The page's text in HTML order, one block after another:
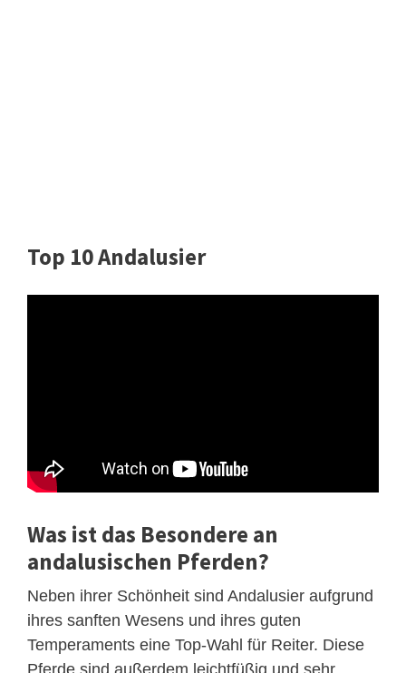
Top 10 Andalusier
Was ist das Besondere an
andalusischen Pferden?
Neben ihrer Schönheit sind Andalusier aufgrund
ihres sanften Wesens und ihres guten
Temperaments eine Top-Wahl für Reiter. Diese
Pferde sind außerdem leichtfüßig und sehr